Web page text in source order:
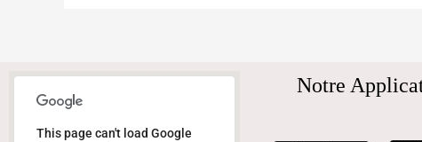
This page can't load Google
Notre